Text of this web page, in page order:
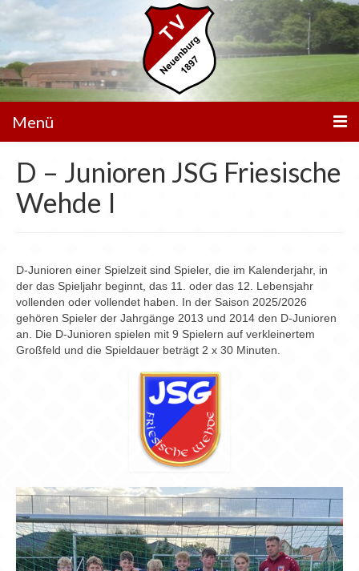
Menü
Unser Verein
Spielbetrieb
Walking Football
Sportanlagen
Sponsoren
D – Junioren JSG Friesische
Wehde I
D-Junioren einer Spielzeit sind Spieler, die im Kalenderjahr, in
der das Spieljahr beginnt, das 11. oder das 12. Lebensjahr
vollenden oder vollendet haben. In der Saison 2025/2026
gehören Spieler der Jahrgänge 2013 und 2014 den D-Junioren
an. Die D-Junioren spielen mit 9 Spielern auf verkleinertem
Großfeld und die Spieldauer beträgt 2 x 30 Minuten.